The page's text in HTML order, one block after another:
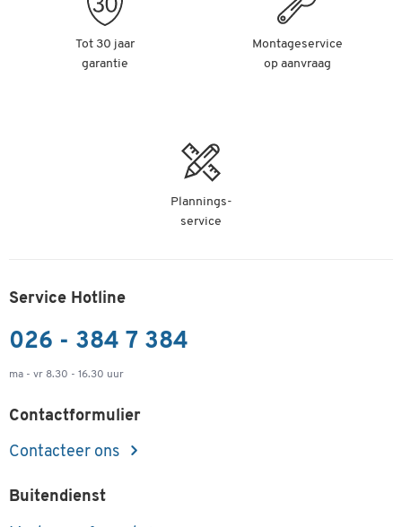
Tot 30 jaar
garantie
Montageservice
op aanvraag
Plannings-
service
Service Hotline
026 - 384 7 384
ma - vr 8.30 - 16.30 uur
Contactformulier
Contacteer ons
Buitendienst